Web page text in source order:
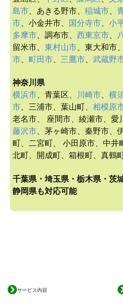
島市 、あきる野市、 稲城市
市 、小金井市、 国分寺市 小
多摩市 、調布市、 西東京市
留米市、 東村山市 、東大和市
市
町田市 三鷹市 武蔵野
神奈川県
横浜市 、青葉区、 川崎市 横
市 、三浦市、葉山町、 相模原
老名市、 座間市、綾瀬市、愛
藤沢市 、茅ヶ崎市、秦野市、
町、二宮町、 小田原市、中井
北町、開成町、箱根町、真鶴
千葉県・埼玉県・栃木県・茨
静岡県も対応可能
サービス内容